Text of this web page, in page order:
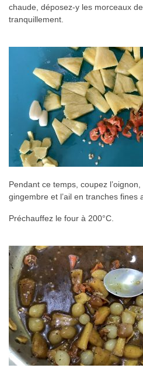
chaude, déposez-y les morceaux
tranquillement.
Pendant ce temps, coupez
gingembre et l’ail en tranches fines
Préchauffez le four à 200°C.